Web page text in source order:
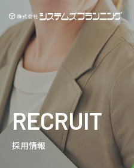
RECRUIT
採用情報